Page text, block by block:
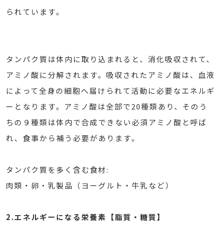
られています。
タンパク質は体内に取り込まれると、消化吸収されて、
アミノ酸に分解されます。吸収されたアミノ酸は、血液
によって全身の細胞へ届けられて活動に必要なエネルギ
ーとなります。アミノ酸は全部で20種類あり、そのう
ちの９種類は体内で合成できない必須アミノ酸と呼ば
れ、食事から補う必要があります。
タンパク質を多く含む食材:
肉類・卵・乳製品（ヨーグルト・牛乳など）
2.エネルギーになる栄養素【脂質・糖質】